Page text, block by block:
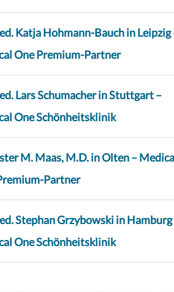
Katja Hohmann-Bauch in Leipzig
One Premium-Partner
Lars Schumacher in Stuttgart –
One Schönheitsklinik
M. Maas, M.D. in Olten –
Partner
Stephan Grzybowski in Hamburg
One Schönheitsklinik